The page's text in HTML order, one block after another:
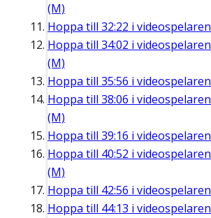
(M)
Hoppa till 32:22 i videospelaren
Hoppa till 34:02 i videospelaren
(M)
Hoppa till 35:56 i videospelaren
Hoppa till 38:06 i videospelaren
(M)
Hoppa till 39:16 i videospelaren
Hoppa till 40:52 i videospelaren
(M)
Hoppa till 42:56 i videospelaren
Hoppa till 44:13 i videospelaren